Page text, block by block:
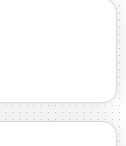
#入社式
#